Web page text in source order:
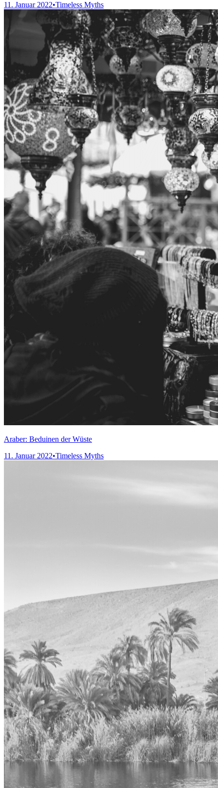
11. Januar 2022•Timeless Myths
Araber: Beduinen der Wüste
11. Januar 2022•Timeless Myths